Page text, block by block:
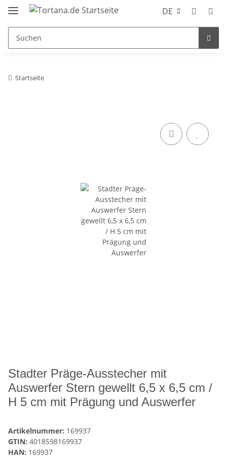
DE
Startseite
Stadter Präge-Ausstecher mit
Auswerfer Stern gewellt 6,5 x 6,5 cm /
H 5 cm mit Prägung und Auswerfer
Artikelnummer: 169937
GTIN: 4018598169937
HAN: 169937